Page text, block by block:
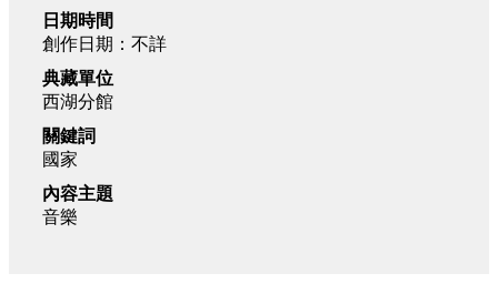
日期時間
創作日期：不詳
典藏單位
西湖分館
關鍵詞
國家
內容主題
音樂